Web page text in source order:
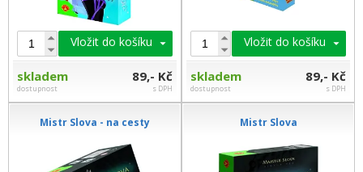
Vložit do košíku
skladem
dostupnost
89,- Kč
s DPH
Vložit do košíku
skladem
dostupnost
89,- Kč
s DPH
Mistr Slova - na cesty Mistr Slova